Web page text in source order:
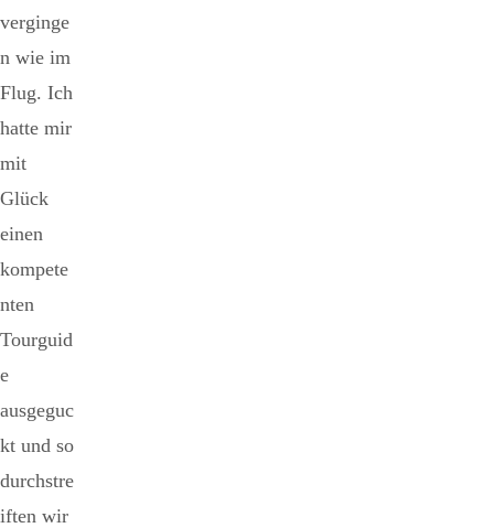
verginge
n wie im
Flug. Ich
hatte mir
mit
Glück
einen
kompete
nten
Tourguid
e
ausgeguc
kt und so
durchstre
iften wir